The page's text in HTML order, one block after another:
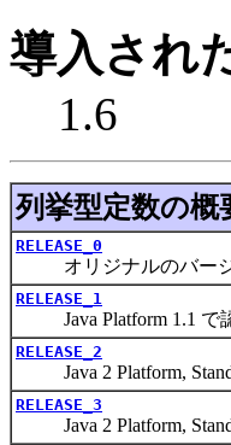
導入され
1.6
列挙型定数の概
RELEASE_0
オリジナルのバージ
RELEASE_1
Java Platform 1.1 で
RELEASE_2
Java 2 Platform,
RELEASE_3
Java 2 Platform,